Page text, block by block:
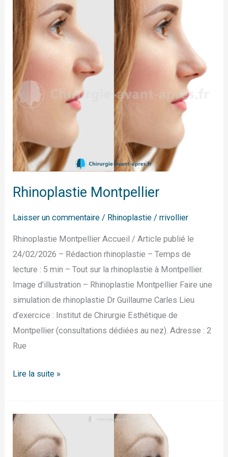
Rhinoplastie Montpellier
Laisser un commentaire / Rhinoplastie /rrivollier
Rhinoplastie Montpellier Accueil / Article publié le
24/02/2026 – Rédaction rhinoplastie – Temps de
lecture : 5 min – Tout sur la rhinoplastie à Montpellier.
Image d’illustration – Rhinoplastie Montpellier Faire une
simulation de rhinoplastie Dr Guillaume Carles Lieu
d’exercice : Institut de Chirurgie Esthétique de
Montpellier (consultations dédiées au nez). Adresse : 2
Rue
Lire la suite »
Rhinoplastie
Nantes